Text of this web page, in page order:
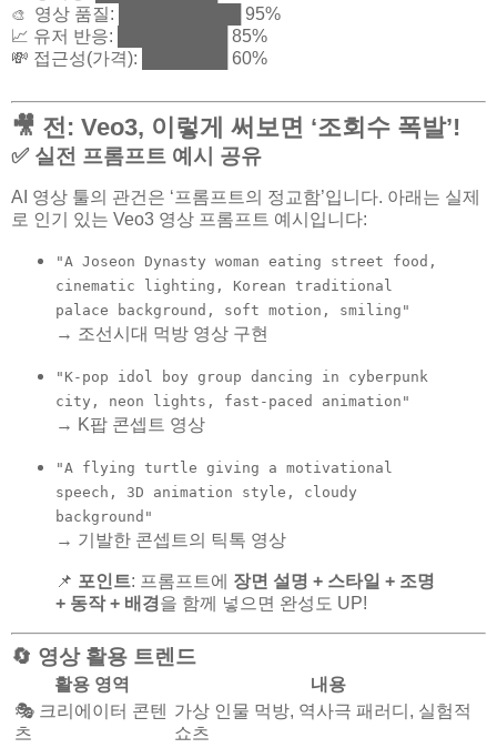
🎨 영상 품질: ██████████ 95%
📈 유저 반응: █████████ 85%
💸 접근성(가격): ███████ 60%
🎥 전: Veo3, 이렇게 써보면 ‘조회수 폭발’!
✅ 실전 프롬프트 예시 공유
AI 영상 툴의 관건은 ‘프롬프트의 정교함’입니다. 아래는 실제
로 인기 있는 Veo3 영상 프롬프트 예시입니다:
"A Joseon Dynasty woman eating street food,
cinematic lighting, Korean traditional
palace background, soft motion, smiling"
→ 조선시대 먹방 영상 구현
"K-pop idol boy group dancing in cyberpunk
city, neon lights, fast-paced animation"
→ K팝 콘셉트 영상
"A flying turtle giving a motivational
speech, 3D animation style, cloudy
background"
→ 기발한 콘셉트의 틱톡 영상
📌 포인트: 프롬프트에 장면 설명 + 스타일 + 조명
+ 동작 + 배경을 함께 넣으면 완성도 UP!
🔄 영상 활용 트렌드
활용 영역
내용
🎭 크리에이터 콘텐
츠
가상 인물 먹방, 역사극 패러디, 실험적
쇼츠